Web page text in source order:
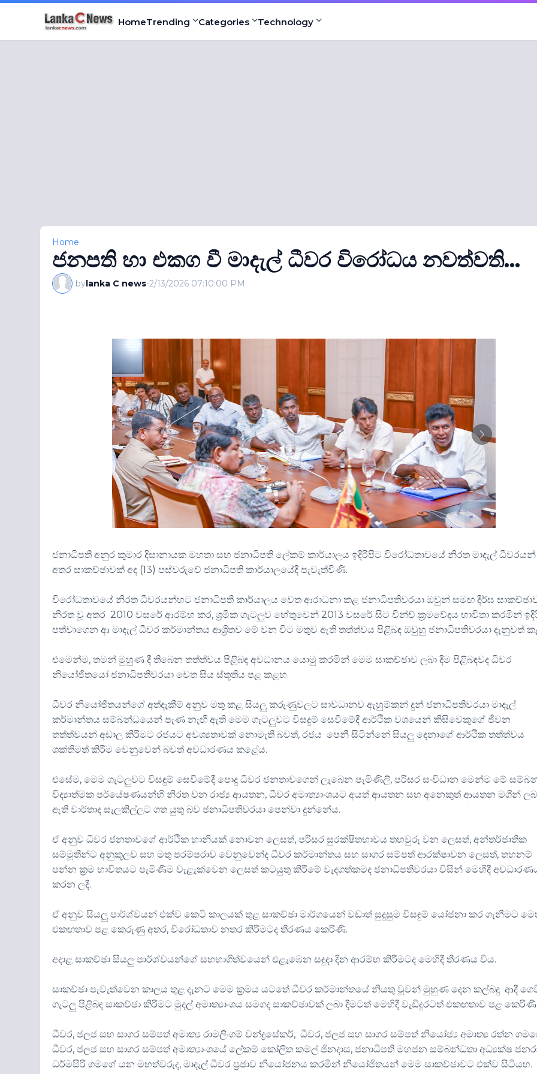
HomeTrending Categories Technology
Home
ජනපති හා එකග වී මාදැල් ධීවර විරෝධය නවත්වති...
bylanka C news-2/13/2026 07:10:00 PM
ජනාධිපති අනුර කුමාර දිසානායක මහතා සහ ජනාධිපති ලේකම් කාර්යාලය ඉදිරිපිට විරෝධතාවයේ නිරත මාදැල් ධීවරයන්
අතර සාකච්ඡාවක් අද (13) පස්වරුවේ ජනාධිපති කාර්යාලයේදී පැවැත්විණි.
විරෝධතාවයේ නිරත ධීවරයන්හට ජනාධිපති කාර්යාලය වෙත ආරාධනා කළ ජනාධිපතිවරයා ඔවුන් සමඟ දීර්ඝ
නිරත වූ අතර 2010 වසරේ ආරම්භ කර, ශ්‍රමික ගැටලුව හේතුවෙන් 2013 වසරේ සිට වින්ච් ක්‍රමවේදය භාවිතා කරමින්
පත්වාගෙන ආ මාදැල් ධීවර කර්මාන්තය ආශ්‍රිතව මේ වන විට මතුව ඇති තත්ත්වය පිළිබඳ ඔවුහු ජනාධිපතිවරයා දැනුවත්
එමෙන්ම, තමන් මුහුණ දී තිබෙන තත්ත්වය පිළිබඳ අවධානය යොමු කරමින් මෙම සාකච්ඡාව ලබා දීම පිළිබඳවද ධීවර
නියෝජිතයෝ ජනාධිපතිවරයා වෙත සිය ස්තූතිය පළ කළහ.
ධීවර නියෝජිතයන්ගේ අත්දැකීම් අනුව මතු කළ සියලු කරුණුවලට සාවධානව ඇහුම්කන් දුන් ජනාධිපතිවරයා මාදැල්
කර්මාන්තය සම්බන්ධයෙන් පැණ නැඟී ඇති මෙම ගැටලුවට විසදුම් සෙවීමේදී ආර්ථික වශයෙන් කිසිවෙකුගේ ජීවන
තත්ත්වයන් අඩාල කිරීමට රජයට අවශ්‍යතාවක් නොමැති බවත්, රජය පෙනී සිටින්නේ සියලු දෙනාගේ ආර්ථික තත්ත්වය
ශක්තිමත් කිරීම වෙනුවෙන් බවත් අවධාරණය කළේය.
එසේම, මෙම ගැටලුවට විසඳුම් සෙවීමේදී පොදු ධීවර ජනතාවගෙන් ලැබෙන පැමිණිලි, පරිසර සංවිධාන මෙන්ම මේ
විද්‍යාත්මක පර්යේෂණයන්හි නිරත වන රාජ්‍ය ආයතන, ධීවර අමාත්‍යාංශයට අයත් ආයතන සහ අනෙකුත් ආයතන මගින්
ඇති වාර්තාද සැලකිල්ලට ගත යුතු බව ජනාධිපතිවරයා පෙන්වා දුන්නේය.
ඒ අනුව ධීවර ජනතාවගේ ආර්ථික හානියක් නොවන ලෙසත්, පරිසර සුරක්ෂිතභාවය තහවුරු වන ලෙසත්, අන්තර්ජාතික
සම්මූතීන්ට අනුකූලව සහ මතු පරම්පරාව වෙනුවෙන්ද ධීවර කර්මාන්තය සහ සාගර සම්පත් ආරක්ෂාවන ලෙසත්, තහනම්
පන්න ක්‍රම භාවිතයට පැමිණීම වැළැක්වෙන ලෙසත් කටයුතු කිරීමේ වැදගත්කමද ජනාධිපතිවරයා විසින් මෙහිදී
කරන ලදී.
ඒ අනුව සියලු පාර්ශ්වයන් එක්ව කෙටි කාලයක් තුළ සාකච්ඡා මාර්ගයෙන් වඩාත් සුදුසුම විසඳුම් යෝජනා කර ගැනීමට
එකඟතාව පළ කෙරුණු අතර, විරෝධතාව නතර කිරීමටද තීරණය කෙරිණි.
අදාළ සාකච්ඡා සියලු පාර්ශ්වයන්ගේ සහභාගිත්වයෙන් එළැඹෙන සඳුදා දින ආරම්භ කිරීමටද මෙහිදී තීරණය විය.
සාකච්ඡා පැවැත්වෙන කාලය තුළ දැනට මෙම ක්‍රමය යටතේ ධීවර කර්මාන්තයේ නියතු වූවන් මුහුණ දෙන කල්බදු ආදී
ගැටලු පිළිබඳ සාකච්ඡා කිරීමට මුදල් අමාත්‍යාංශය සමගද සාකච්ඡාවක් ලබා දීමටත් මෙහිදී වැඩිදුරටත් එකඟතාව පළ
ධීවර, ජලජ සහ සාගර සම්පත් අමාත්‍ය රාමලිංගම් චන්ද්‍රසේකර්, ධීවර, ජලජ සහ සාගර සම්පත් නියෝජ්‍ය අමාත්‍ය රත්න
ධීවර, ජලජ සහ සාගර සම්පත් අමාත්‍යාංශයේ ලේකම් කෝලිත කමල් ජිනදාස, ජනාධිපති මහජන සම්බන්ධතා අධ්‍යක්ෂ
ධර්මසිරි ගමගේ යන මහත්වරුද, මාදැල් ධීවර ප්‍රජාව නියෝජනය කරමින් නියෝජිතයන් මෙම සාකච්ඡාවට එක්ව සිටියහ.